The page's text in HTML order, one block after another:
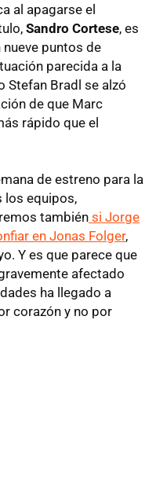
al apagarse el
Sandro Cortese, es
puntos de
parecida a la
Stefan Bradl se alzó
de que Marc
rápido que el
de estreno para la
los equipos,
tambiénsi Jorge
en Jonas Folger,
Y es que parece que
afectado
ha llegado a
corazón y no por